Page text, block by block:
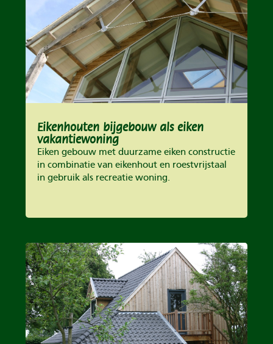
Eikenhouten bijgebouw als eiken
vakantiewoning
Eiken gebouw met duurzame eiken constructie
in combinatie van eikenhout en roestvrijstaal
in gebruik als recreatie woning.